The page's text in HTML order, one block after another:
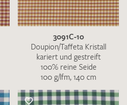
3091C-10
Doupion/Taffeta Kristall
kariert und gestreift
100% reine Seide
100 g/lfm, 140 cm